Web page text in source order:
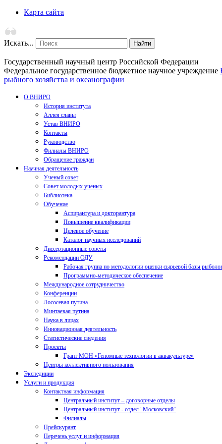
Карта сайта
Искать... Найти
Государственный научный центр Российской Федерации
Федеральное государственное бюджетное научное учреждение
рыбного хозяйства и океанографии
О ВНИРО
История института
Аллея славы
Устав ВНИРО
Контакты
Руководство
Филиалы ВНИРО
Обращение граждан
Научная деятельность
Ученый совет
Совет молодых ученых
Библиотека
Обучение
Аспирантура и докторантура
Повышение квалификации
Целевое обучение
Каталог научных исследований
Диссертационные советы
Рекомендации ОДУ
Рабочая группа по методологии оценки сырьевой базы
Программно-методическое обеспечение
Международное сотрудничество
Конференции
Лососевая путина
Минтаевая путина
Наука в лицах
Инновационная деятельность
Статистические сведения
Проекты
Грант МОН «Геномные технологии в аквакультуре»
Центры коллективного пользования
Экспедиции
Услуги и продукция
Контактная информация
Центральный институт – договорные отделы
Центральный институт - отдел "Московский"
Филиалы
Прейскурант
Перечень услуг и информация